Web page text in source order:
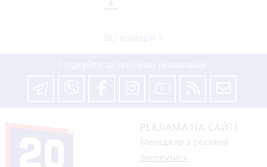
РЕКЛАМА НА САЙТІ
Менеджер з реклами
Звернутися